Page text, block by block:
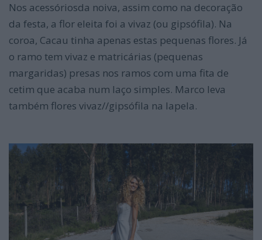
Nos acessóriosda noiva, assim como na decoração
da festa, a flor eleita foi a vivaz (ou gipsófila). Na
coroa, Cacau tinha apenas estas pequenas flores. Já
o ramo tem vivaz e matricárias (pequenas
margaridas) presas nos ramos com uma fita de
cetim que acaba num laço simples. Marco leva
também flores vivaz//gipsófila na lapela.